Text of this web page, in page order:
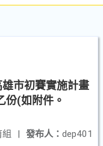
雄市初賽實施計畫
份(如附件。
發布人： dep401
|